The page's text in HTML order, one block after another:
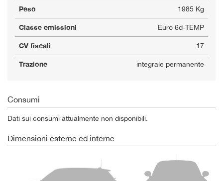
Peso 1985 Kg
Classe emissioni Euro 6d-TEMP
CV fiscali 17
Trazione integrale permanente
Consumi
Dati sui consumi attualmente non disponibili.
Dimensioni esterne ed interne